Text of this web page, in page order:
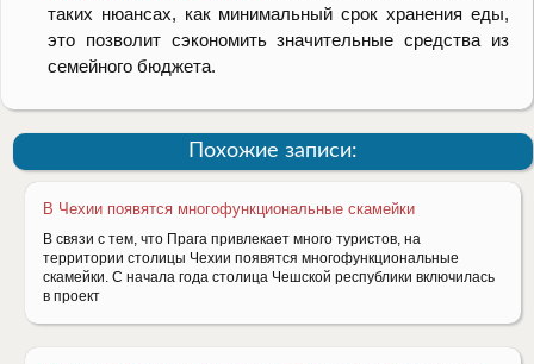
таких нюансах, как минимальный срок хранения еды,
это позволит сэкономить значительные средства из
семейного бюджета.
Похожие записи:
В Чехии появятся многофункциональные скамейки
В связи с тем, что Прага привлекает много туристов, на
территории столицы Чехии появятся многофункциональные
скамейки. С начала года столица Чешской республики включилась
в проект